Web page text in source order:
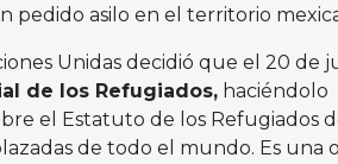
pedido asilo en el territorio
Unidas decidió que el 20 de
de los Refugiados,haciéndolo
el Estatuto de los Refugiados
de todo el mundo. Es una